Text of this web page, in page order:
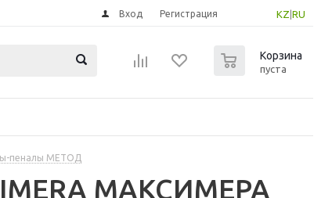
KZ RU
Вход Регистрация
Корзина
пуста
пеналы МЕТОД
МАКСИМЕРА